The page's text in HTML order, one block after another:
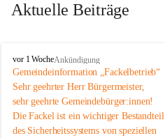
Aktuelle Beiträge
A
d
e
r
k
l
a
vor 1 WocheAnkündigung
Gemeindeinformation „Fackelbetrieb“
Sehr geehrter Herr Bürgermeister,
sehr geehrte Gemeindebürger:innen!
Die Fackel ist ein wichtiger Bestandteil
des Sicherheitssystems von speziellen